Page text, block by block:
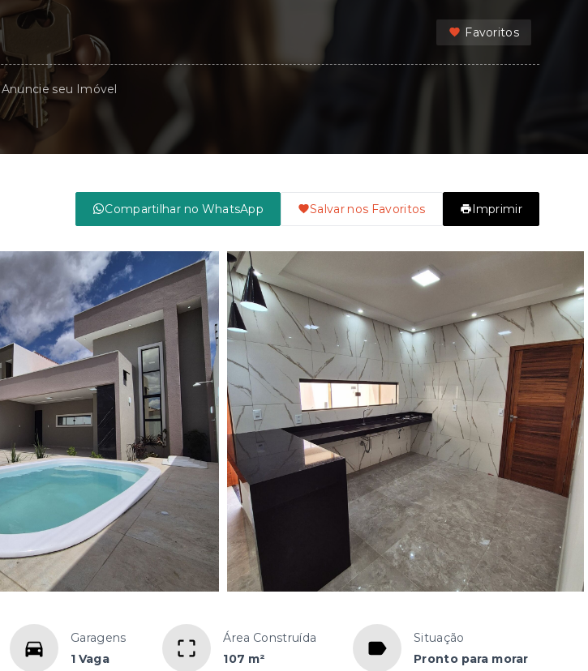
Favoritos
Anuncie seu Imóvel
Compartilhar no WhatsApp Salvar nos Favoritos Imprimir
Garagens
1 Vaga
Área Construída
107 m²
Situação
Pronto para morar